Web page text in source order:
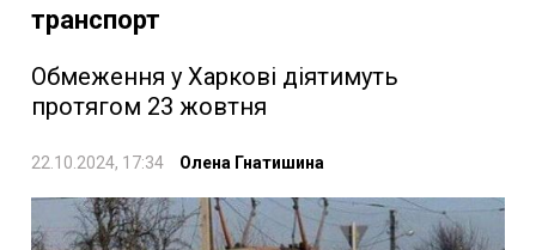
транспорт
Обмеження у Харкові діятимуть
протягом 23 жовтня
22.10.2024, 17:34 Олена Гнатишина